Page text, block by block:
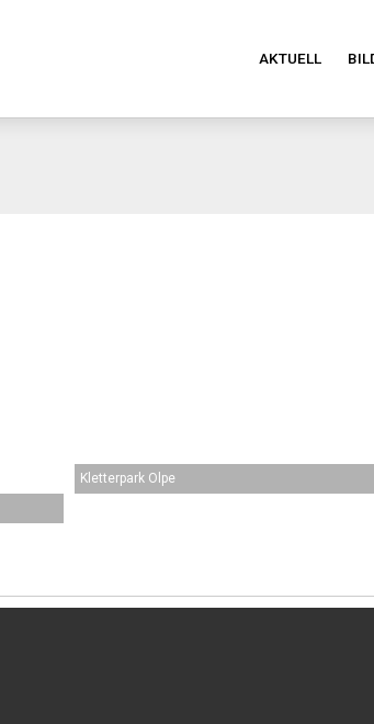
AKTUELL
Kletterpark Olpe